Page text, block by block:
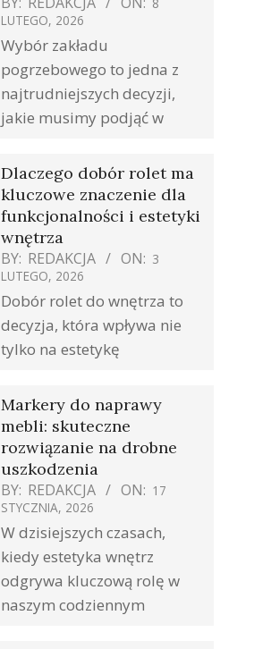
LUTEGO, 2026
Wybór zakładu
pogrzebowego to jedna z
najtrudniejszych decyzji,
jakie musimy podjąć w
Dlaczego dobór rolet ma
kluczowe znaczenie dla
funkcjonalności i estetyki
wnętrza
BY: REDAKCJA ON: 3
LUTEGO, 2026
Dobór rolet do wnętrza to
decyzja, która wpływa nie
tylko na estetykę
Markery do naprawy
mebli: skuteczne
rozwiązanie na drobne
uszkodzenia
BY: REDAKCJA ON: 17
STYCZNIA, 2026
W dzisiejszych czasach,
kiedy estetyka wnętrz
odgrywa kluczową rolę w
naszym codziennym